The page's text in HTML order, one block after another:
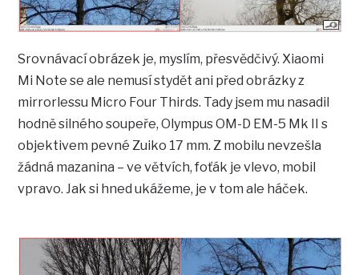
Srovnávací obrázek je, myslím, přesvědčivý. Xiaomi
Mi Note se ale nemusí stydět ani před obrázky z
mirrorlessu Micro Four Thirds. Tady jsem mu nasadil
hodně silného soupeře, Olympus OM-D EM-5 Mk II s
objektivem pevné Zuiko 17 mm. Z mobilu nevzešla
žádná mazanina – ve větvích, foťák je vlevo, mobil
vpravo. Jak si hned ukážeme, je v tom ale háček.